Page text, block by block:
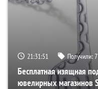
21:31:50 Получили:
Бесплатная изящная
ювелирных магазинов